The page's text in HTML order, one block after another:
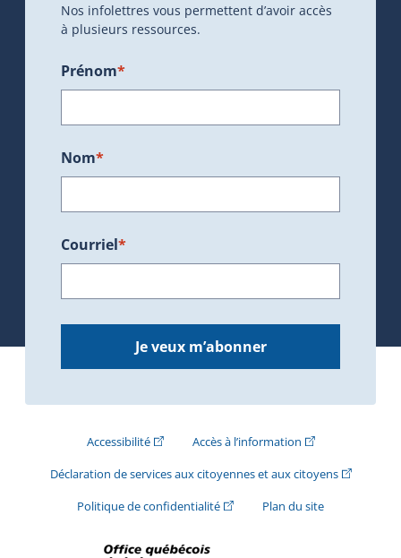
Nos infolettres vous permettent d’avoir accès
à plusieurs ressources.
Prénom*
Nom*
Courriel*
Je veux m’abonner
Accessibilité(Cet hyperlien externe s'ouvrira dans une
Accès à l’information(Cet hyperlien
Déclaration de services aux citoyennes et aux citoyens(Cet
Politique de confidentialité(Cet hyperlien externe s'ouvrira
Plan du site